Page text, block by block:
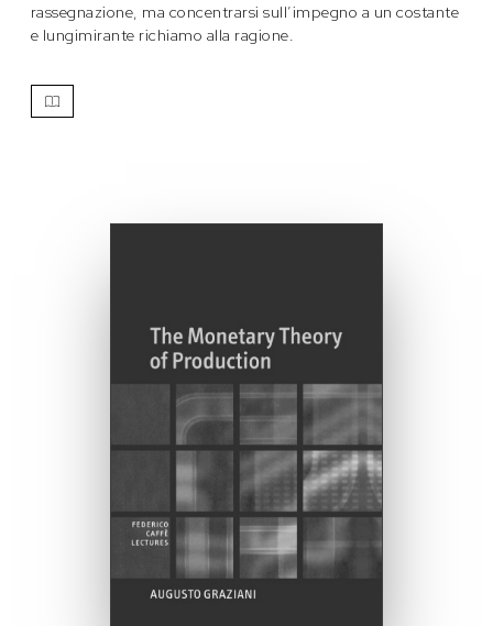
rassegnazione, ma concentrarsi sull’impegno a un costante
e lungimirante richiamo alla ragione.